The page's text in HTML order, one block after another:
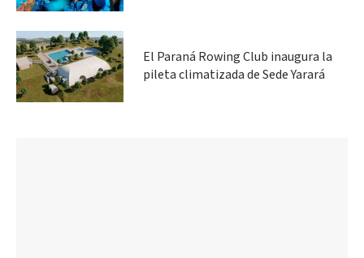
El Paraná Rowing Club inaugura la
pileta climatizada de Sede Yarará